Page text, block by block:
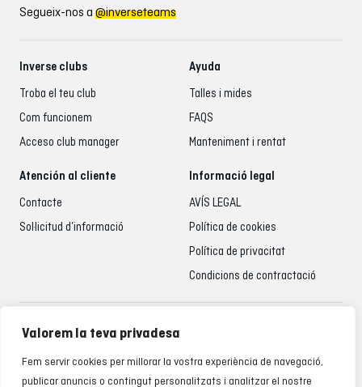
Valorem la teva privadesa
Fem servir cookies per millorar la vostra experiència de navegació,
publicar anuncis o contingut personalitzats i analitzar el nostre
Segueix-nos a @inverseteams
Inverse clubs
Troba el teu club
Com funcionem
Acceso club manager
Ayuda
Talles i mides
FAQS
Manteniment i rentat
Atención al cliente
Contacte
Sol·licitud d’informació
Informació legal
AVÍS LEGAL
Política de cookies
Política de privacitat
Condicions de contractació
Atenció al client